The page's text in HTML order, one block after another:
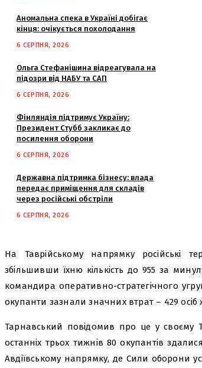
Аномальна спека в Україні добігає
кінця: очікується похолодання
6 СЕРПНЯ, 2026
Ольга Стефанішина відреагувала на
підозри від НАБУ та САП
6 СЕРПНЯ, 2026
Фінляндія підтримує Україну:
Президент Стубб закликає до
посилення оборони
6 СЕРПНЯ, 2026
Державна підтримка бізнесу: влада
передає приміщення для складів
через російські обстріли
6 СЕРПНЯ, 2026
На Таврійському напрямку російські
збільшивши їхню кількість до 955 за
командира оперативно-стратегічного
окупанти зазнали значних втрат – 429 осіб
Тарнавський повідомив про це у своєму
останніх трьох тижнів 80 окупантів
Авдіївському напрямку, де Сили оборони